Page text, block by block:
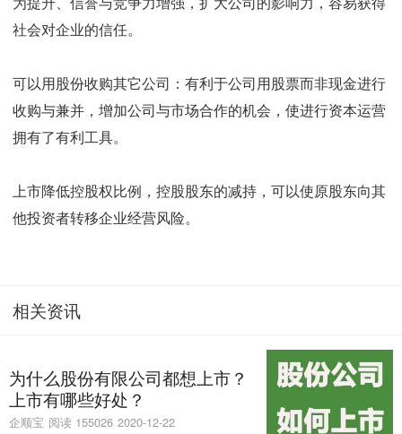
社会对企业的信任。
可以用股份收购其它公司：有利于公司用股票而非现金进行
收购与兼并，增加公司与市场合作的机会，使进行资本运营
拥有了有利工具。
上市降低控股权比例，控股股东的减持，可以使原股东向其
他投资者转移企业经营风险。
相关资讯
为什么股份有限公司都想上市？
上市有哪些好处？
企顺宝 阅读 155026 2020-12-22